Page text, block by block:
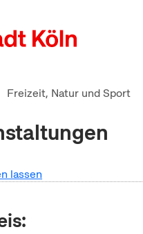
Freizeit, Natur und Sport
lassen